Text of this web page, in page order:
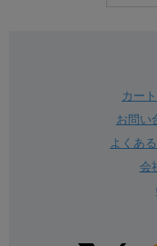
カー
お問い
よくあ
会